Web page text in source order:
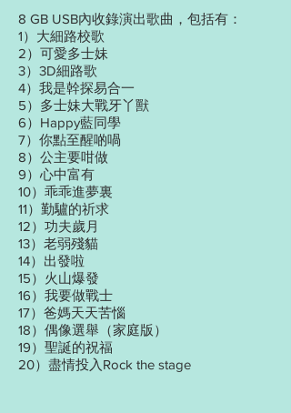
8 GB USB內收錄演出歌曲，包括有：
1）大細路校歌
2）可愛多士妹
3）3D細路歌
4）我是幹探易合一
5）多士妹大戰牙丫獸
6）Happy藍同學
7）你點至醒啲喎
8）公主要咁做
9）心中富有
10）乖乖進夢裏
11）勤驢的祈求
12）功夫歲月
13）老弱殘貓
14）出發啦
15）火山爆發
16）我要做戰士
17）爸媽天天苦惱
18）偶像選舉（家庭版）
19）聖誕的祝福
20）盡情投入Rock the stage